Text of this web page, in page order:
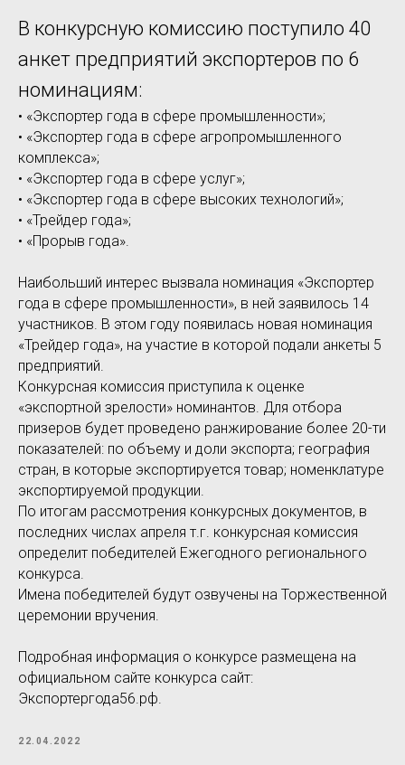
В конкурсную комиссию поступило 40
анкет предприятий экспортеров по 6
номинациям:
• «Экспортер года в сфере промышленности»;
• «Экспортер года в сфере агропромышленного
комплекса»;
• «Экспортер года в сфере услуг»;
• «Экспортер года в сфере высоких технологий»;
• «Трейдер года»;
• «Прорыв года».
Наибольший интерес вызвала номинация «Экспортер
года в сфере промышленности», в ней заявилось 14
участников. В этом году появилась новая номинация
«Трейдер года», на участие в которой подали анкеты 5
предприятий.
Конкурсная комиссия приступила к оценке
«экспортной зрелости» номинантов. Для отбора
призеров будет проведено ранжирование более 20-ти
показателей: по объему и доли экспорта; география
стран, в которые экспортируется товар; номенклатуре
экспортируемой продукции.
По итогам рассмотрения конкурсных документов, в
последних числах апреля т.г. конкурсная комиссия
определит победителей Ежегодного регионального
конкурса.
Имена победителей будут озвучены на Торжественной
церемонии вручения.
Подробная информация о конкурсе размещена на
официальном сайте конкурса сайт:
Экспортергода56.рф.
22.04.2022